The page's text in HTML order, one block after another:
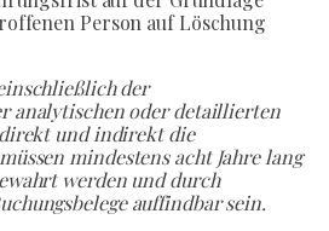
Person auf Löschung
der
analytischen oder detaillierten
und indirekt die
mindestens acht Jahre lang
werden und durch
auffindbar sein.